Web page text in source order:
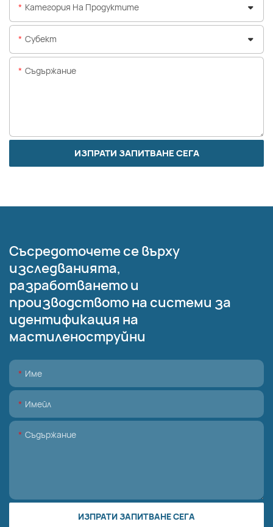
Категория На Продуктите
Субект
Съдържание
ИЗПРАТИ ЗАПИТВАНЕ СЕГА
Съсредоточете се върху
изследванията,
разработването и
производството на системи за
идентификация на
мастиленоструйни
Име
Имейл
Съдържание
ИЗПРАТИ ЗАПИТВАНЕ СЕГА